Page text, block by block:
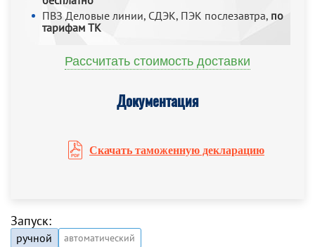
ПВЗ Деловые линии, СДЭК, ПЭК послезавтра, по
тарифам ТК
Рассчитать стоимость доставки
Документация
Скачать таможенную декларацию
Запуск:
ручной автоматический